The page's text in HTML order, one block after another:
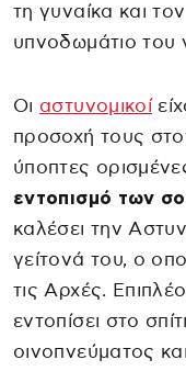
τη γυναίκα και
υπνοδωμάτιο του
Οι αστυνομικοί
προσοχή τους
ύποπτες
εντοπισμό των
καλέσει την
γείτονά του, ο
τις Αρχές.
εντοπίσει στο
οινοπνεύματος